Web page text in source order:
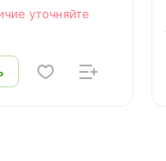
уточняйте